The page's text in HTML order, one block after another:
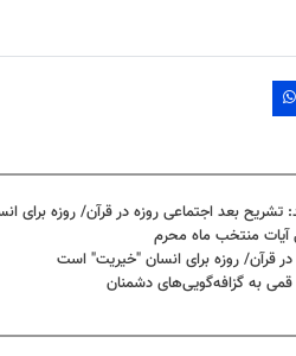
تشریح بعد اجتماعی روزه در قرآن/ روزه برای
آیات منتخب ماه محرم
قرآن/ روزه برای انسان "خیریت" است
به گزافه‌گویی‌های دشمنان